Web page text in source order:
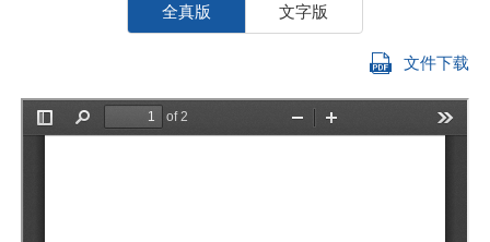
全真版 文字版
文件下载